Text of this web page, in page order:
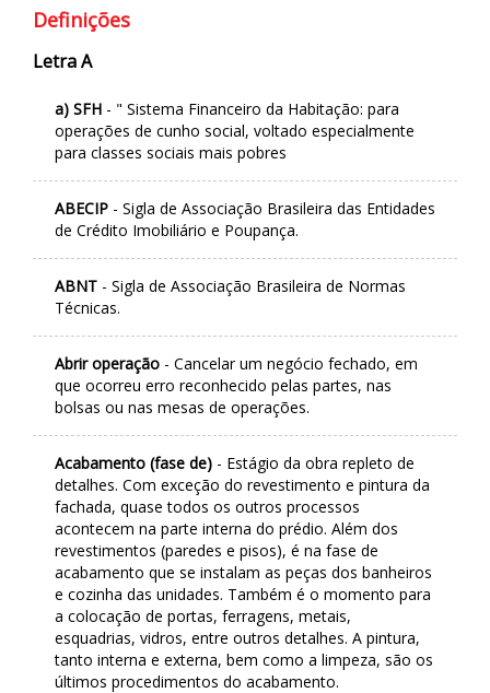
Definições
Letra A
a) SFH - " Sistema Financeiro da Habitação: para
operações de cunho social, voltado especialmente
para classes sociais mais pobres
ABECIP - Sigla de Associação Brasileira das Entidades
de Crédito Imobiliário e Poupança.
ABNT - Sigla de Associação Brasileira de Normas
Técnicas.
Abrir operação - Cancelar um negócio fechado, em
que ocorreu erro reconhecido pelas partes, nas
bolsas ou nas mesas de operações.
Acabamento (fase de) - Estágio da obra repleto de
detalhes. Com exceção do revestimento e pintura da
fachada, quase todos os outros processos
acontecem na parte interna do prédio. Além dos
revestimentos (paredes e pisos), é na fase de
acabamento que se instalam as peças dos banheiros
e cozinha das unidades. Também é o momento para
a colocação de portas, ferragens, metais,
esquadrias, vidros, entre outros detalhes. A pintura,
tanto interna e externa, bem como a limpeza, são os
últimos procedimentos do acabamento.